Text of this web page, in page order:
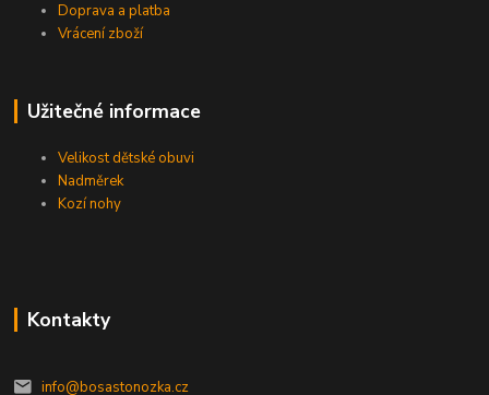
Doprava a platba
Vrácení zboží
Užitečné informace
Velikost dětské obuvi
Nadměrek
Kozí nohy
Kontakty
info@bosastonozka.cz